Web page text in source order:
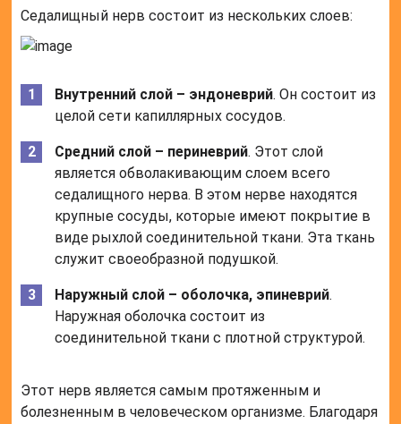
Седалищный нерв состоит из нескольких слоев:
Внутренний слой – эндоневрий. Он состоит из
целой сети капиллярных сосудов.
Средний слой – периневрий. Этот слой
является обволакивающим слоем всего
седалищного нерва. В этом нерве находятся
крупные сосуды, которые имеют покрытие в
виде рыхлой соединительной ткани. Эта ткань
служит своеобразной подушкой.
Наружный слой – оболочка, эпиневрий.
Наружная оболочка состоит из
соединительной ткани с плотной структурой.
Этот нерв является самым протяженным и
болезненным в человеческом организме. Благодаря